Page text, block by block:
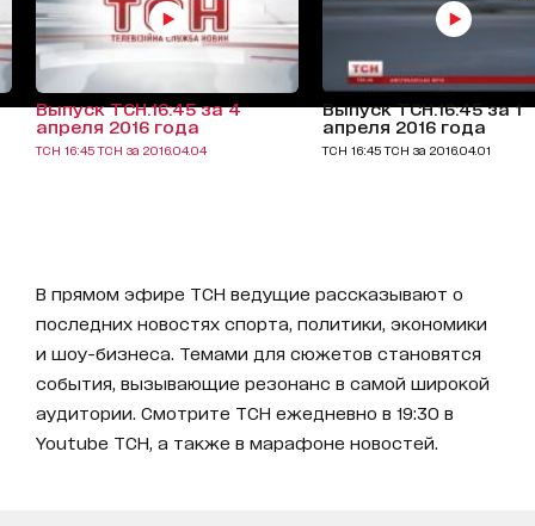
Выпуск ТСН.16:45 за 4
апреля 2016 года
ТСН 16:45 ТСН за 2016.04.04
Выпуск ТСН.16:45 за 1
апреля 2016 года
ТСН 16:45 ТСН за 2016.04.01
В прямом эфире ТСН ведущие рассказывают о
последних новостях спорта, политики, экономики
и шоу-бизнеса. Темами для сюжетов становятся
события, вызывающие резонанс в самой широкой
аудитории. Смотрите ТСН ежедневно в 19:30 в
Youtube ТСН, а также в марафоне новостей.